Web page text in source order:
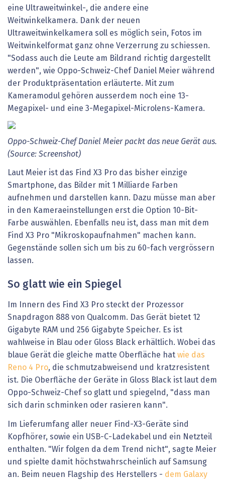
eine Ultraweitwinkel-, die andere eine
Weitwinkelkamera. Dank der neuen
Ultraweitwinkelkamera soll es möglich sein, Fotos im
Weitwinkelformat ganz ohne Verzerrung zu schiessen.
"Sodass auch die Leute am Bildrand richtig dargestellt
werden", wie Oppo-Schweiz-Chef Daniel Meier während
der Produktpräsentation erläuterte. Mit zum
Kameramodul gehören ausserdem noch eine 13-
Megapixel- und eine 3-Megapixel-Microlens-Kamera.
Oppo-Schweiz-Chef Daniel Meier packt das neue Gerät aus.
(Source: Screenshot)
Laut Meier ist das Find X3 Pro das bisher einzige
Smartphone, das Bilder mit 1 Milliarde Farben
aufnehmen und darstellen kann. Dazu müsse man aber
in den Kameraeinstellungen erst die Option 10-Bit-
Farbe auswählen. Ebenfalls neu ist, dass man mit dem
Find X3 Pro "Mikroskopaufnahmen" machen kann.
Gegenstände sollen sich um bis zu 60-fach vergrössern
lassen.
So glatt wie ein Spiegel
Im Innern des Find X3 Pro steckt der Prozessor
Snapdragon 888 von Qualcomm. Das Gerät bietet 12
Gigabyte RAM und 256 Gigabyte Speicher. Es ist
wahlweise in Blau oder Gloss Black erhältlich. Wobei das
blaue Gerät die gleiche matte Oberfläche hat wie das
Reno 4 Pro, die schmutzabweisend und kratzresistent
ist. Die Oberfläche der Geräte in Gloss Black ist laut dem
Oppo-Schweiz-Chef so glatt und spiegelnd, "dass man
sich darin schminken oder rasieren kann".
Im Lieferumfang aller neuer Find-X3-Geräte sind
Kopfhörer, sowie ein USB-C-Ladekabel und ein Netzteil
enthalten. "Wir folgen da dem Trend nicht", sagte Meier
und spielte damit höchstwahrscheinlich auf Samsung
an. Beim neuen Flagship des Herstellers - dem Galaxy